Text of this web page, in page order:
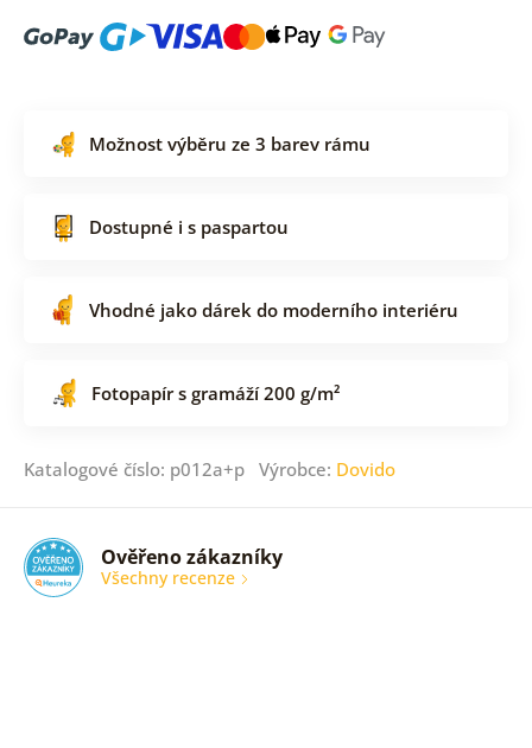
Možnost výběru ze 3 barev rámu
Dostupné i s paspartou
Vhodné jako dárek do moderního interiéru
Fotopapír s gramáží 200 g/m²
Katalogové číslo: p012a+p Výrobce: Dovido
Ověřeno zákazníky
Všechny recenze